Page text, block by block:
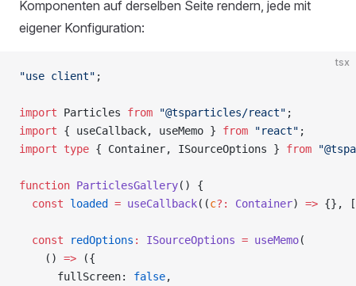
Komponenten auf derselben Seite rendern, jede mit
eigener Konfiguration:
tsx
"use client" ;
import Particles from "@tsparticles/react" ;
import { useCallback, useMemo } from "react" ;
import type { Container, ISourceOptions } from
function ParticlesGallery() {
  const
loaded = useCallback((c?: Container) => {},
  const
redOptions : ISourceOptions = useMemo(
    ()
=> ({
      fullScreen:
false,